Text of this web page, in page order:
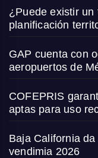
¿Puede existir un
planificación
GAP cuenta con
aeropuertos de
COFEPRIS
aptas para uso
Baja California
vendimia 2026